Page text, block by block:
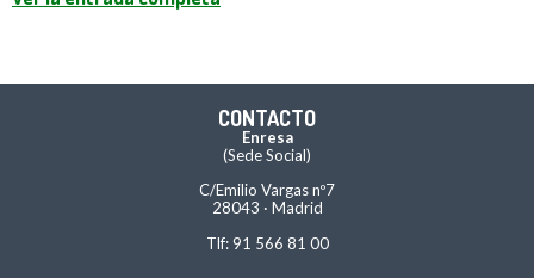
CONTACTO
Enresa
(Sede Social)
C/Emilio Vargas nº7
28043 · Madrid
Tlf: 91 566 81 00